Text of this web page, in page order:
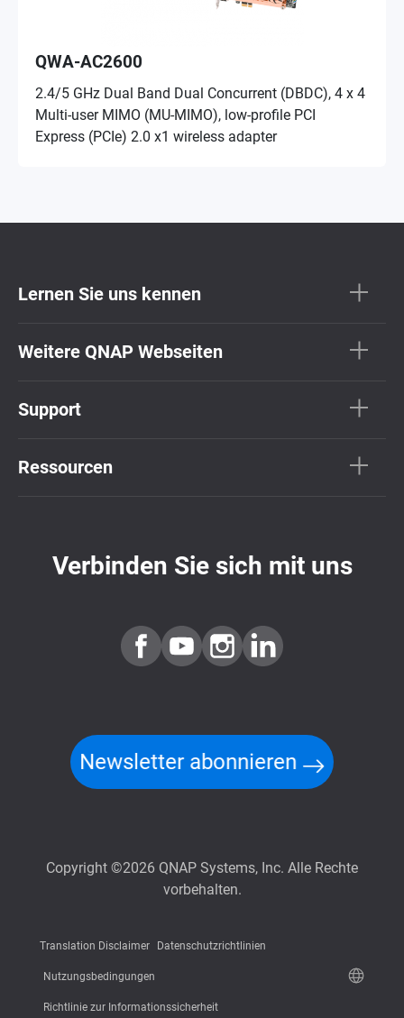
QWA-AC2600
2.4/5 GHz Dual Band Dual Concurrent (DBDC), 4 x 4
Multi-user MIMO (MU-MIMO), low-profile PCI
Express (PCIe) 2.0 x1 wireless adapter
Lernen Sie uns kennen
Weitere QNAP Webseiten
Support
Ressourcen
Verbinden Sie sich mit uns
Newsletter abonnieren
Copyright ©2026 QNAP Systems, Inc. Alle Rechte
vorbehalten.
Translation Disclaimer Datenschutzrichtlinien
Nutzungsbedingungen
Richtlinie zur Informationssicherheit